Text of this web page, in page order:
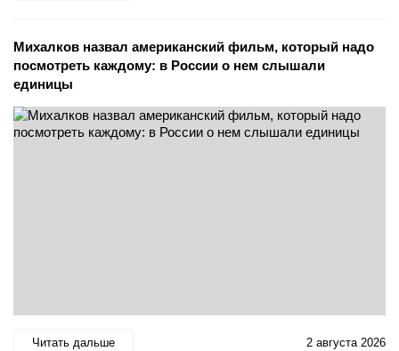
Михалков назвал американский фильм, который надо
посмотреть каждому: в России о нем слышали
единицы
Читать дальше 2 августа 2026